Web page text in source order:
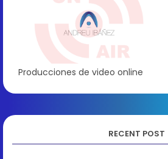
Producciones de video online
RECENT POST